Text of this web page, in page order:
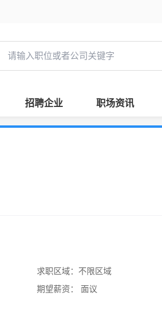
招聘企业 职场资讯
求职区域： 不限区域
期望薪资：
面议